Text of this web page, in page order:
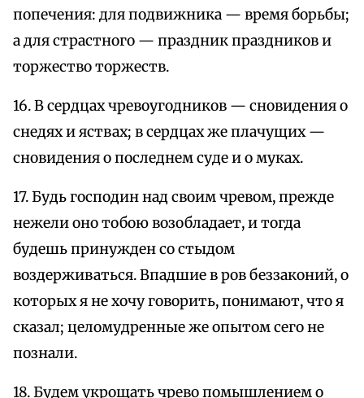
попечения: для подвижника — время борьбы;
а для страстного — праздник праздников и
торжество торжеств.
16. В сердцах чревоугодников — сновидения о
снедях и яствах; в сердцах же плачущих —
сновидения о последнем суде и о муках.
17. Будь господин над своим чревом, прежде
нежели оно тобою возобладает, и тогда
будешь принужден со стыдом
воздерживаться. Впадшие в ров беззаконий, о
которых я не хочу говорить, понимают, что я
сказал; целомудренные же опытом сего не
познали.
18. Будем укрощать чрево помышлением о